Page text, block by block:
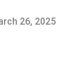
26, 2025